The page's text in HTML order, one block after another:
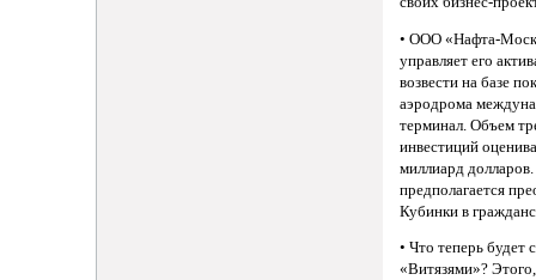
• ООО «Нафта-
управляет его
возвести на базе
аэродрома
терминал. Объем
инвестиций
миллиард
предполагается
Кубинки в
• Что теперь
«Витязями»?